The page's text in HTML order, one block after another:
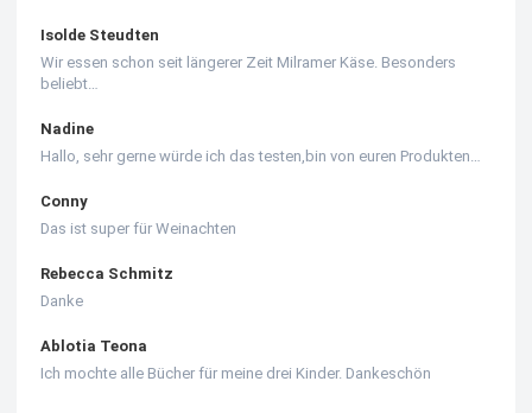
Isolde Steudten
Wir essen schon seit längerer Zeit Milramer Käse. Besonders
beliebt…
Nadine
Hallo, sehr gerne würde ich das testen,bin von euren Produkten…
Conny
Das ist super für Weinachten
Rebecca Schmitz
Danke
Ablotia Teona
Ich mochte alle Bücher für meine drei Kinder. Dankeschön